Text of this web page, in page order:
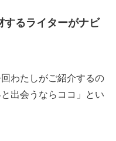
るライターがナビ
わたしがご紹介するの
出会うならココ」とい